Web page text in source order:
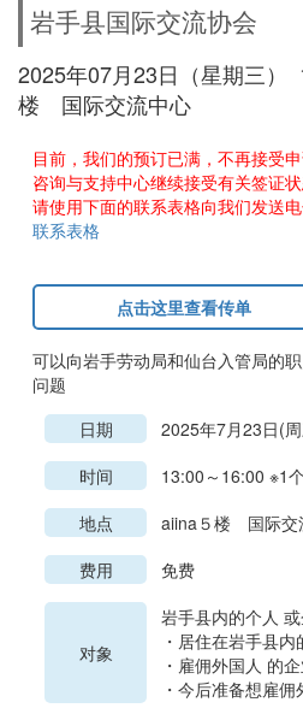
岩手县国际交流协会
2025年07月23日（星期三）
楼 国际交流中心
目前，我们的预订已满，不再接受申
咨询与支持中心继续接受有关签证状
请使用下面的联系表格向我们发送电
联系表格
点击这里查看传单
可以向岩手劳动局和仙台入管局的
问题
日期
2025年7月23日(
时间
13:00～16:00 ※1
地点
aiina５楼 国际交
费用
免费
对象
岩手县内的个人
・居住在岩手县
・雇佣外国人 的
・今后准备想雇